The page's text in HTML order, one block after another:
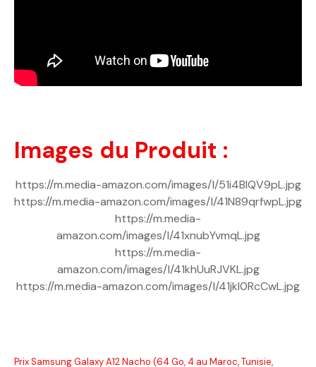
Images du Produit :
https://m.media-amazon.com/images/I/51i4BIQV9pL.jpg
https://m.media-amazon.com/images/I/41N89qrfwpL.jpg
https://m.media-
amazon.com/images/I/41xnubYvmqL.jpg
https://m.media-
amazon.com/images/I/41khUuRJVKL.jpg
https://m.media-amazon.com/images/I/41jkI0RcCwL.jpg
Prix Samsung Galaxy A12 Nacho (64 Go, 4 au Maroc, Tunisie,